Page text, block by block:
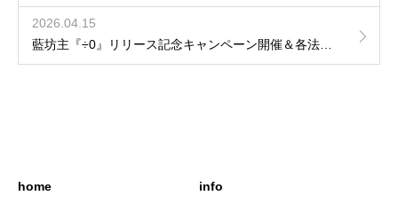
2026.04.15
home info